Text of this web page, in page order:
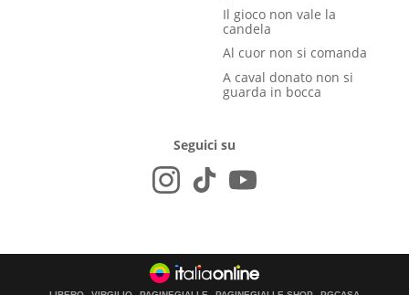
Il gioco non vale la
candela
Al cuor non si comanda
A caval donato non si
guarda in bocca
Seguici su